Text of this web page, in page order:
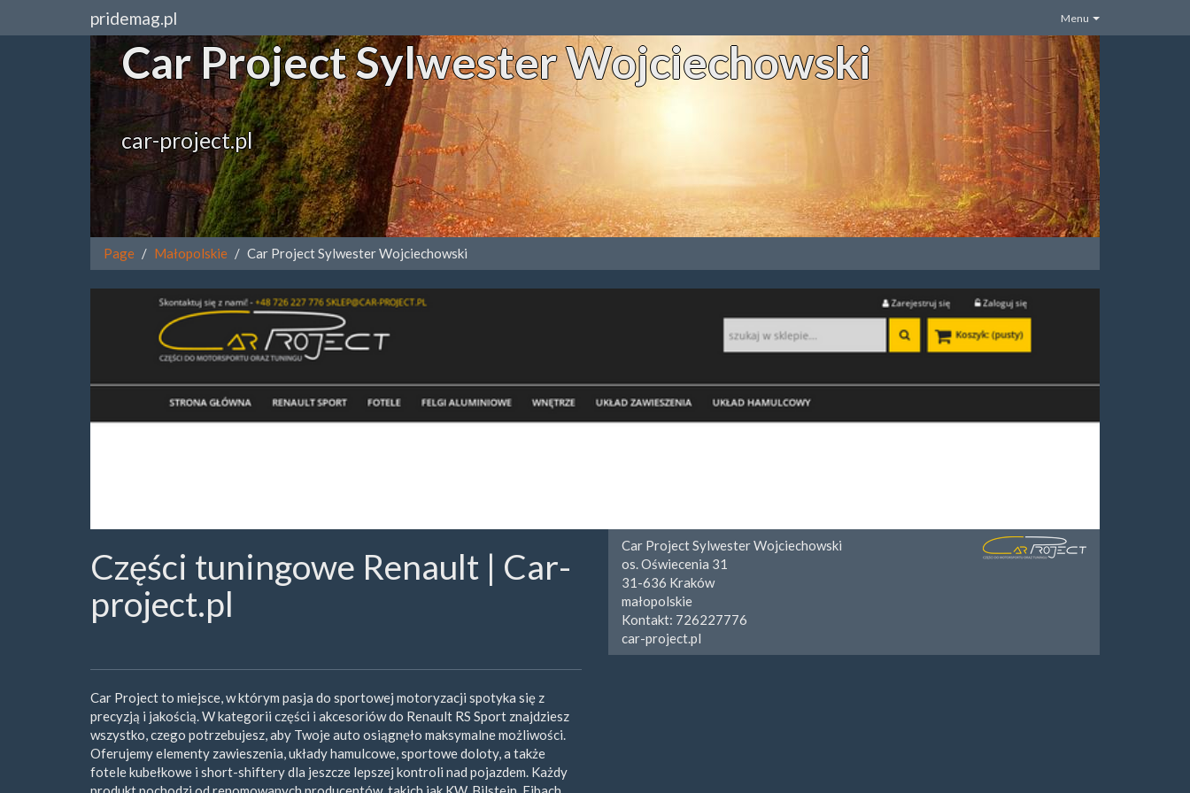
pridemag.pl Menu
Car Project Sylwester Wojciechowski
car-project.pl
Page Małopolskie Car Project Sylwester Wojciechowski
Części tuningowe Renault | Car-
project.pl
Car Project to miejsce, w którym pasja do sportowej motoryzacji spotyka się z
precyzją i jakością. W kategorii części i akcesoriów do Renault RS Sport znajdziesz
wszystko, czego potrzebujesz, aby Twoje auto osiągnęło maksymalne możliwości.
Oferujemy elementy zawieszenia, układy hamulcowe, sportowe doloty, a także
fotele kubełkowe i short-shiftery dla jeszcze lepszej kontroli nad pojazdem. Każdy
Car Project Sylwester Wojciechowski
os. Oświecenia 31
31-636 Kraków
małopolskie
Kontakt: 726227776
car-project.pl